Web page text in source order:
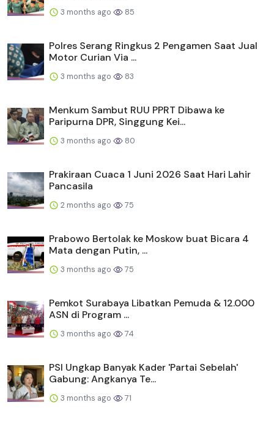
3 months ago 85
Polres Serang Ringkus 2 Pengamen Saat Jual
Motor Curian Via ...
3 months ago 83
Menkum Sambut RUU PPRT Dibawa ke
Paripurna DPR, Singgung Kei...
3 months ago 80
Prakiraan Cuaca 1 Juni 2026 Saat Hari Lahir
Pancasila
2 months ago 75
Prabowo Bertolak ke Moskow buat Bicara 4
Mata dengan Putin, ...
3 months ago 75
Pemkot Surabaya Libatkan Pemuda & 12.000
ASN di Program ...
3 months ago 74
PSI Ungkap Banyak Kader 'Partai Sebelah'
Gabung: Angkanya Te...
3 months ago 71